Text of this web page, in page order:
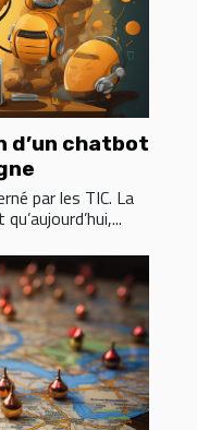
d’un chatbot
par les TIC. La